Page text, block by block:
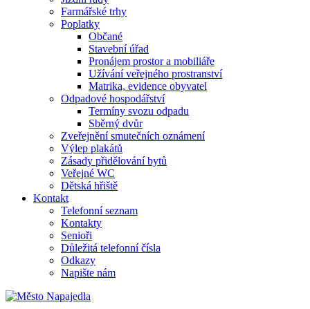
Farmářské trhy
Poplatky
Občané
Stavební úřad
Pronájem prostor a mobiliáře
Užívání veřejného prostranství
Matrika, evidence obyvatel
Odpadové hospodářství
Termíny svozu odpadu
Sběrný dvůr
Zveřejnění smutečních oznámení
Výlep plakátů
Zásady přidělování bytů
Veřejné WC
Dětská hřiště
Kontakt
Telefonní seznam
Kontakty
Senioři
Důležitá telefonní čísla
Odkazy
Napište nám